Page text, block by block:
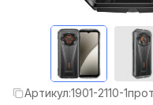
Артикул:1901-2110-